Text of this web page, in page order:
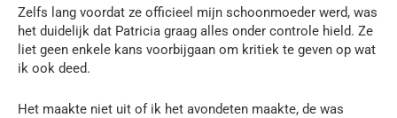
Zelfs lang voordat ze officieel mijn schoonmoeder werd, was
het duidelijk dat Patricia graag alles onder controle hield. Ze
liet geen enkele kans voorbijgaan om kritiek te geven op wat
ik ook deed.
Het maakte niet uit of ik het avondeten maakte, de was